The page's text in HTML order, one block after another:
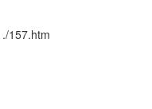
./157.htm